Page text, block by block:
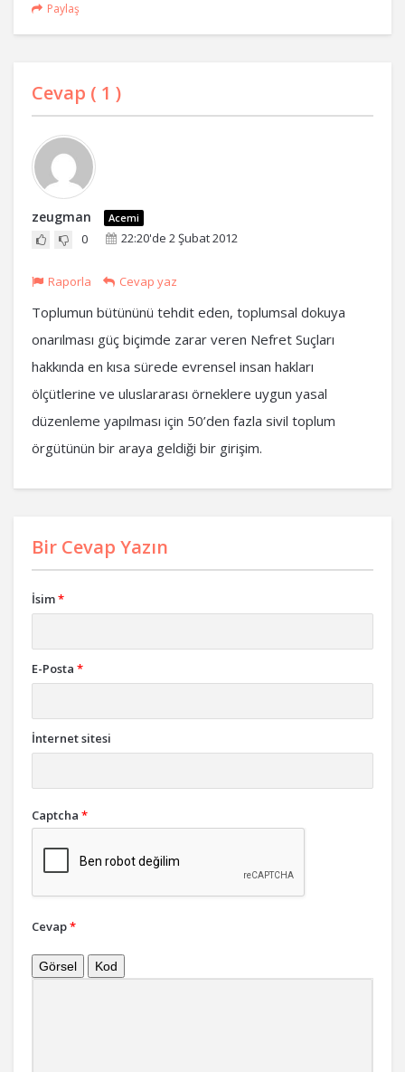
Paylaş
Cevap ( 1 )
zeugman Acemi
0 22:20'de 2 Şubat 2012
Raporla Cevap yaz
Toplumun bütününü tehdit eden, toplumsal dokuya
onarılması güç biçimde zarar veren Nefret Suçları
hakkında en kısa sürede evrensel insan hakları
ölçütlerine ve uluslararası örneklere uygun yasal
düzenleme yapılması için 50’den fazla sivil toplum
örgütünün bir araya geldiği bir girişim.
Bir Cevap Yazın
İsim*
E-Posta *
İnternet sitesi
Captcha *
Cevap*
Görsel Kod